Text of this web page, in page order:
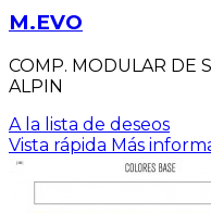
M.EVO
COMP. MODULAR DE
ALPIN
A la lista de deseos
Vista rápida Más